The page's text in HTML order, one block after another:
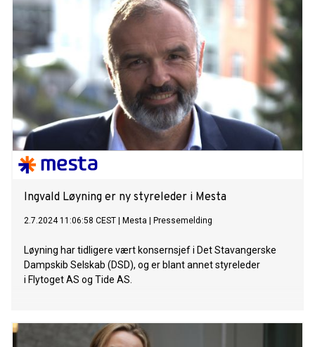
Ingvald Løyning er ny styreleder i Mesta
2.7.2024 11:06:58 CEST Mesta Pressemelding
Løyning har tidligere vært konsernsjef i Det Stavangerske
Dampskib Selskab (DSD), og er blant annet styreleder
i Flytoget AS og Tide AS.